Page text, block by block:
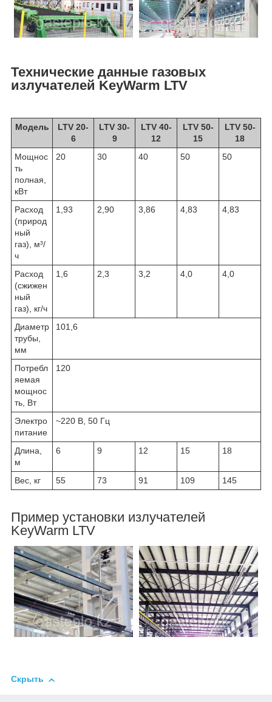
Технические данные газовых
излучателей KeyWarm LTV
Модель
LTV 20-
6
LTV 30-
9
LTV 40-
12
LTV 50-
15
LTV 50-
18
Мощнос
ть
полная,
кВт
20 30 40 50 50
Расход
(природ
ный
газ), м³/
ч
1,93 2,90 3,86 4,83 4,83
Расход
(сжижен
ный
газ), кг/ч
1,6 2,3 3,2 4,0 4,0
Диаметр
трубы,
мм
101,6
Потребл
яемая
мощнос
ть, Вт
120
Электро
питание
~220 В, 50 Гц
Длина,
м
6 9 12 15 18
Вес, кг 55 73 91 109 145
Пример установки излучателей
KeyWarm LTV
Скрыть